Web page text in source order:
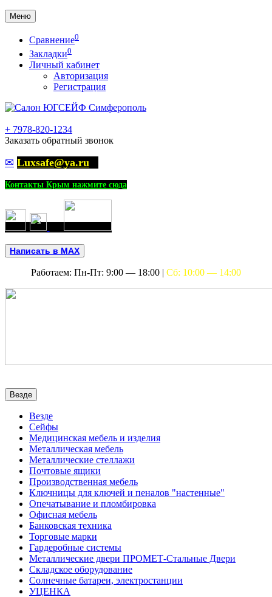
Меню
Сравнение0
Закладки0
Личный кабинет
Авторизация
Регистрация
+ 7978-820-1234
Заказать обратный звонок
✉ Luxsafe@ya.ru
Контакты Крым нажмите сюда
Написать в MAX
Работаем: Пн-Пт: 9:00 — 18:00 | Сб: 10:00 — 14:00
Везде
Везде
Сейфы
Медицинская мебель и изделия
Металлическая мебель
Металлические стеллажи
Почтовые ящики
Производственная мебель
Ключницы для ключей и пеналов "настенные"
Опечатывание и пломбировка
Офисная мебель
Банковская техника
Торговые марки
Гардеробные системы
Металлические двери ПРОМЕТ-Стальные Двери
Складское оборудование
Солнечные батареи, электростанции
УЦЕНКА